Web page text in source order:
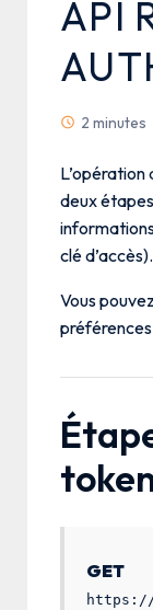
API
2 minutes
L’opération
deux
clé d’accès).
Vous
GET
https://